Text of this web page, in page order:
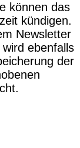
können das
kündigen.
Newsletter
ebenfalls
der